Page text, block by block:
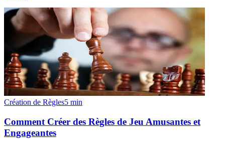
Création de Règles5 min
Comment Créer des Règles de Jeu Amusantes et
Engageantes